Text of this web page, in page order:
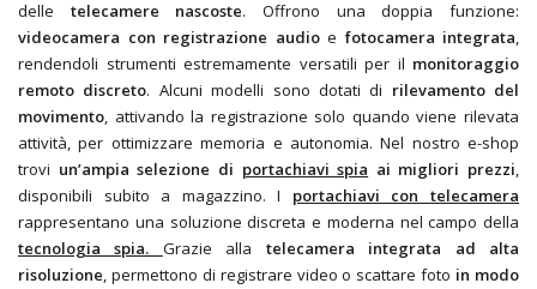
delle telecamere nascoste. Offrono una doppia funzione:
videocamera con registrazione audioe fotocamera integrata,
rendendoli strumenti estremamente versatili per il monitoraggio
remoto discreto. Alcuni modelli sono dotati di rilevamento del
movimento, attivando la registrazione solo quando viene rilevata
attività, per ottimizzare memoria e autonomia. Nel nostro e-shop
trovi un’ampia selezione di portachiavi spia ai migliori prezzi,
disponibili subito a magazzino. I portachiavi con telecamera
rappresentano una soluzione discreta e moderna nel campo della
tecnologia spia. Grazie alla telecamera integrata ad alta
risoluzione, permettono di registrare video o scattare foto in modo